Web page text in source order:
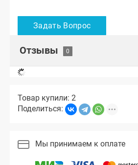
Отзывы
Товар купили: 2
Поделиться:
Мы принимаем к оплате